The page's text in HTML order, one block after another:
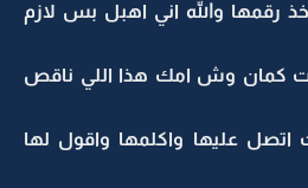
والله اني اهبل بس لازم
وش امك هذا اللي ناقص
عليها واكلمها واقول لها